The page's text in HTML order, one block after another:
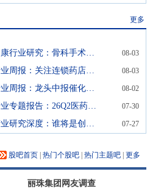
更多
医药健康行业研究：骨科手术机器人：支付环境持续改善，行业迈入商业化提速期 08-03
医药行业周报：关注连锁药店同店增长恢复 08-03
医药行业周报：龙头中报催化临近，关注创新药产业链业绩成长 08-02
医药行业专题报告：26Q2医药持仓创新低，关注板块估值修复机会 07-30
医药产业研究深度：谁将是创新药中2025年的三星、美光和SK海力士 07-27
股吧首页 热门个股吧 热门主题吧 更多
丽珠集团 网友调查